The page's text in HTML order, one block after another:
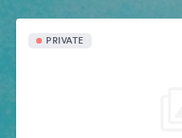
PRIVATE